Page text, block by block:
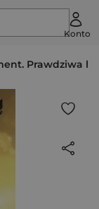
Konto
Prawdziwa